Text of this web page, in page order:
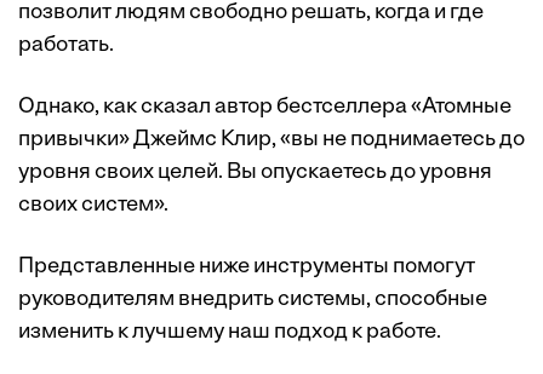
позволит людям свободно решать, когда и где
работать.
Однако, как сказал автор бестселлера «Атомные
привычки» Джеймс Клир, «вы не поднимаетесь до
уровня своих целей. Вы опускаетесь до уровня
своих систем».
Представленные ниже инструменты помогут
руководителям внедрить системы, способные
изменить к лучшему наш подход к работе.